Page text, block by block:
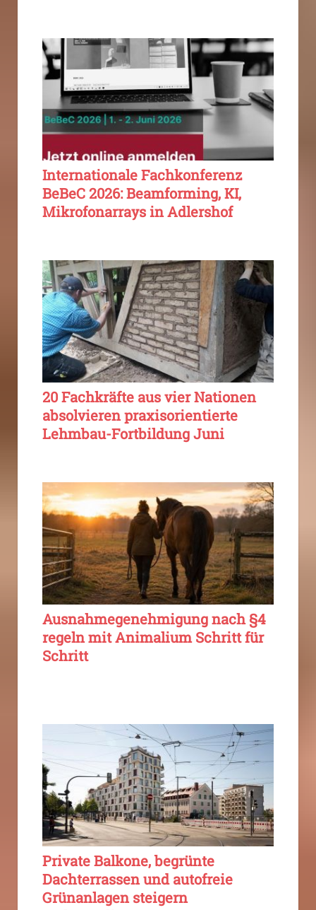
Internationale Fachkonferenz
BeBeC 2026: Beamforming, KI,
Mikrofonarrays in Adlershof
20 Fachkräfte aus vier Nationen
absolvieren praxisorientierte
Lehmbau-Fortbildung Juni
Ausnahmegenehmigung nach §4
regeln mit Animalium Schritt für
Schritt
Private Balkone, begrünte
Dachterrassen und autofreie
Grünanlagen steigern